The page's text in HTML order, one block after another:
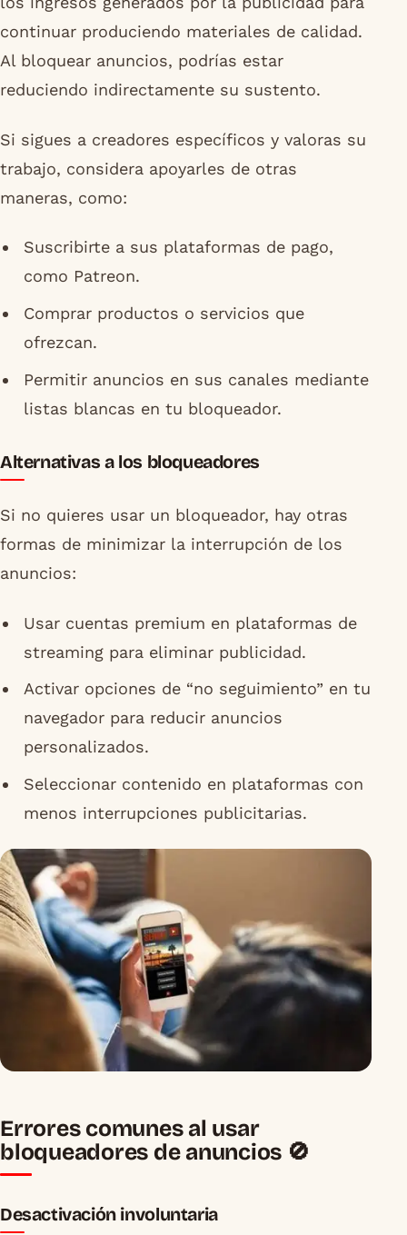
continuar produciendo materiales de calidad.
Al bloquear anuncios, podrías estar
reduciendo indirectamente su sustento.
Si sigues a creadores específicos y valoras su
trabajo, considera apoyarles de otras
maneras, como:
Suscribirte a sus plataformas de pago,
como Patreon.
Comprar productos o servicios que
ofrezcan.
Permitir anuncios en sus canales mediante
listas blancas en tu bloqueador.
Alternativas a los bloqueadores
Si no quieres usar un bloqueador, hay otras
formas de minimizar la interrupción de los
anuncios:
Usar cuentas premium en plataformas de
streaming para eliminar publicidad.
Activar opciones de “no seguimiento” en tu
navegador para reducir anuncios
personalizados.
Seleccionar contenido en plataformas con
menos interrupciones publicitarias.
Errores comunes al usar
bloqueadores de anuncios 🚫
Desactivación involuntaria